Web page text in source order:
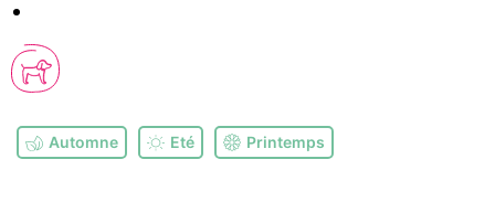
Automne Eté Printemps